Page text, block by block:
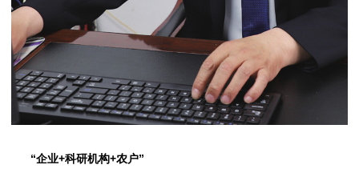
“企业+科研机构+农户”